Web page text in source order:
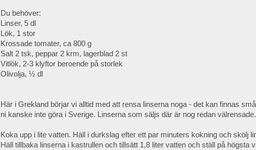
Du behöver:
Linser, 5 dl
Lök, 1 stor
Krossade tomater, ca 800 g
Salt 2 tsk, peppar 2 krm, lagerblad 2 st
Vitlök, 2-3 klyftor beroende på storlek
Olivolja, ½ dl
Här i Grekland börjar vi alltid med att rensa linserna noga - det kan finnas
ni kanske inte göra i Sverige. Linserna som säljs där är nog redan välrensade.
Koka upp i lite vatten. Häll i durkslag efter ett par minuters kokning och skölj
Häll tillbaka linserna i kastrullen och tillsätt 1,8 liter vatten och ställ på högsta